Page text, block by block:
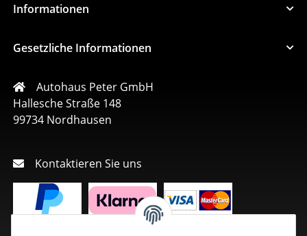
Informationen
Gesetzliche Informationen
Autohaus Peter GmbH
Hallesche Straße 148
99734 Nordhausen
Kontaktieren Sie uns